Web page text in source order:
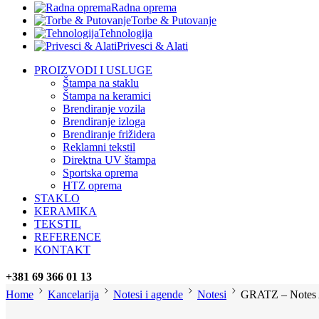
Radna oprema
Torbe & Putovanje
Tehnologija
Privesci & Alati
PROIZVODI I USLUGE
Štampa na staklu
Štampa na keramici
Brendiranje vozila
Brendiranje izloga
Brendiranje frižidera
Reklamni tekstil
Direktna UV štampa
Sportska oprema
HTZ oprema
STAKLO
KERAMIKA
TEKSTIL
REFERENCE
KONTAKT
+381 69 366 01 13
Home
Kancelarija Notesi i agende Notesi GRATZ – Notes